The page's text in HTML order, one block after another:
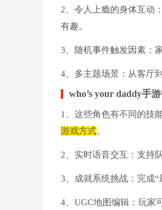
2、令人上瘾的身体互动
有趣。
3、随机事件触发因素：
4、多主题场景：从客厅
who’s your daddy手
1、这些角色有不同的技
游戏方式。
2、实时语音交互：支持
3、成就系统挑战：完成“
4、UGC地图编辑：玩家